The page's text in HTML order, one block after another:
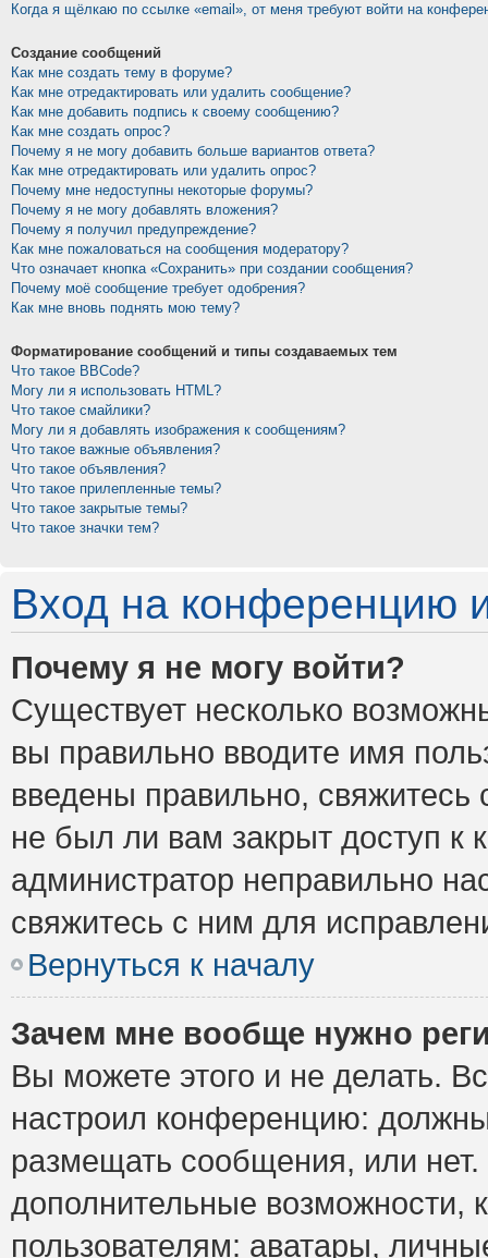
Когда я щёлкаю по ссылке «email», от меня требуют войти на
Создание сообщений
Как мне создать тему в форуме?
Как мне отредактировать или удалить сообщение?
Как мне добавить подпись к своему сообщению?
Как мне создать опрос?
Почему я не могу добавить больше вариантов ответа?
Как мне отредактировать или удалить опрос?
Почему мне недоступны некоторые форумы?
Почему я не могу добавлять вложения?
Почему я получил предупреждение?
Как мне пожаловаться на сообщения модератору?
Что означает кнопка «Сохранить» при создании сообщения?
Почему моё сообщение требует одобрения?
Как мне вновь поднять мою тему?
Форматирование сообщений и типы создаваемых тем
Что такое BBCode?
Могу ли я использовать HTML?
Что такое смайлики?
Могу ли я добавлять изображения к сообщениям?
Что такое важные объявления?
Что такое объявления?
Что такое прилепленные темы?
Что такое закрытые темы?
Что такое значки тем?
Вход на конференцию
Почему я не могу войти?
Существует несколько
вы правильно вводите имя
введены правильно,
не был ли вам закрыт доступ к
администратор неправильно
свяжитесь с ним для
Вернуться к началу
Зачем мне вообще нужно
Вы можете этого и не делать.
настроил конференцию:
размещать сообщения, или
дополнительные возможности,
пользователям: аватары,